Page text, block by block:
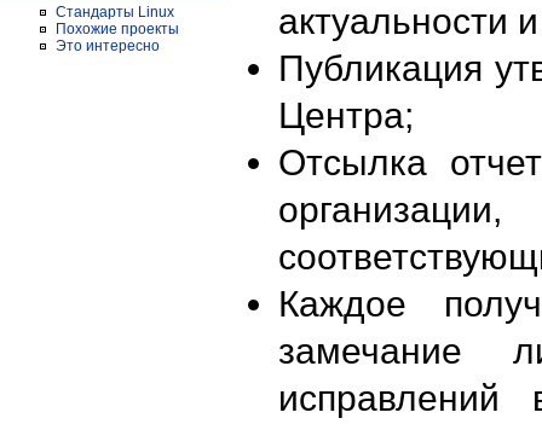
Стандарты Linux
Похожие проекты
Это интересно
актуальности
Публикация
Центра;
Отсылка
Каждое
замечание
исправлений